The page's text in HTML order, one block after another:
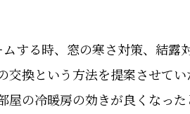
する時、窓の寒さ対策、結
換という方法を提案させて
の冷暖房の効きが良くなっ